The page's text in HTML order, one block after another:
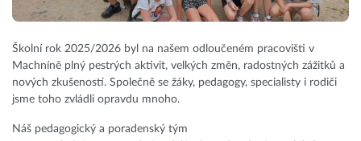
Školní rok 2025/2026 byl na našem odloučeném pracovišti v
Machníně plný pestrých aktivit, velkých změn, radostných zážitků a
nových zkušeností. Společně se žáky, pedagogy, specialisty i rodiči
jsme toho zvládli opravdu mnoho.
Náš pedagogický a poradenský tým